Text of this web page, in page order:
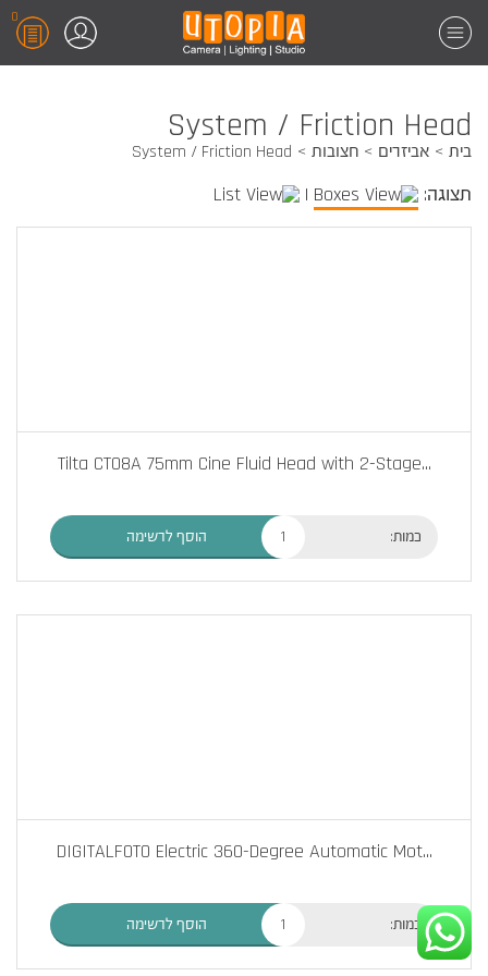
0
System / Friction Head
בית אביזרים חצובות System / Friction Head
תצוגה: |
Tilta CT08A 75mm Cine Fluid Head with 2-Stage...
כמות: הוסף לרשימה
DIGITALFOTO Electric 360-Degree Automatic Mot...
כמות: הוסף לרשימה